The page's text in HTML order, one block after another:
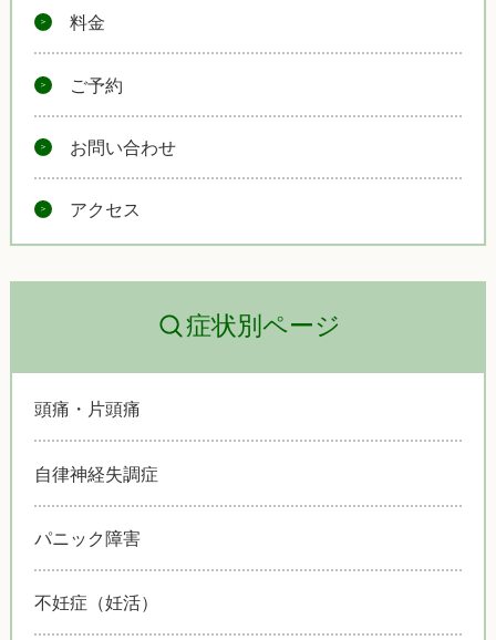
料金
ご予約
お問い合わせ
アクセス
症状別ページ
頭痛・片頭痛
自律神経失調症
パニック障害
不妊症（妊活）